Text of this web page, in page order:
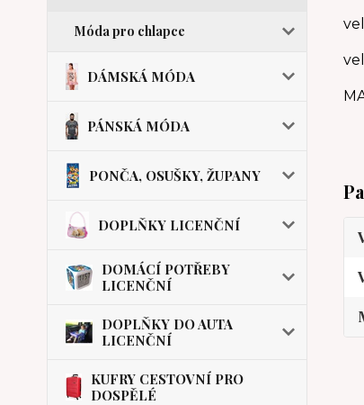
Móda pro chlapce
DÁMSKÁ MÓDA
PÁNSKÁ MÓDA
PONČA, OSUŠKY, ŽUPANY
DOPLŇKY LICENČNÍ
DOMÁCÍ POTŘEBY
LICENČNÍ
DOPLŇKY DO AUTA
LICENČNÍ
KUFRY CESTOVNÍ PRO
DOSPĚLÉ